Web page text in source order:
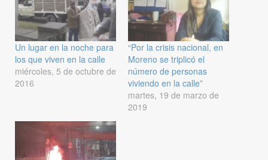
Un lugar en la noche para
los que viven en la calle
miércoles, 5 de octubre de
2016
“Por la crisis nacional, en
Moreno se triplicó el
número de personas
viviendo en la calle”
martes, 19 de marzo de
2019